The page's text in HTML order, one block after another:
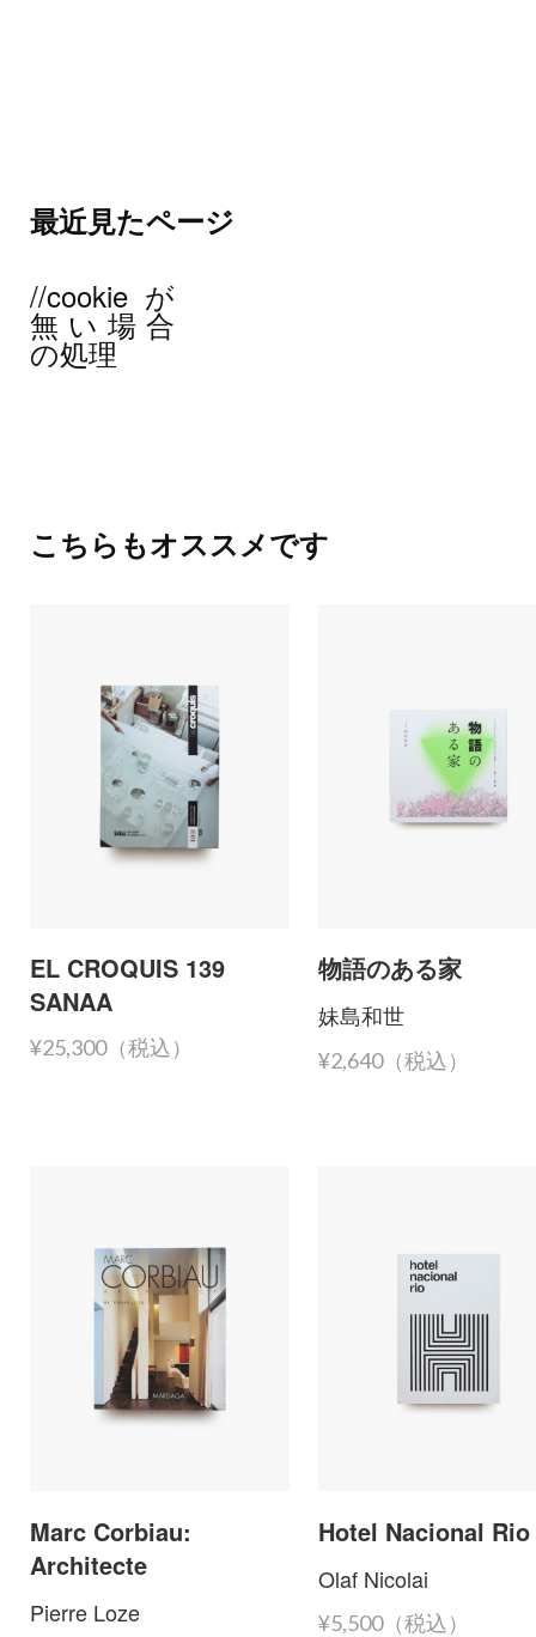
最近見たページ
//cookieが
無い場合
の処理
こちらもオススメです
EL CROQUIS 139
SANAA
¥25,300（税込）
物語のある家
妹島和世
¥2,640（税込）
Marc Corbiau:
Architecte
Pierre Loze
Hotel Nacional Rio
Olaf Nicolai
¥5,500（税込）